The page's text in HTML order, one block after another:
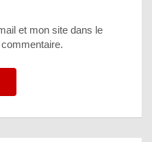
et mon site dans le